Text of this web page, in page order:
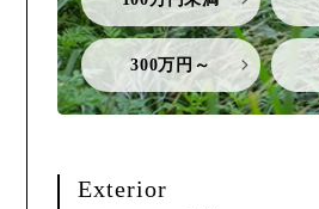
300万円～
Exterior